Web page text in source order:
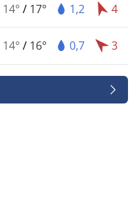
14° / 17° 1,2 4
14° / 16° 0,7 3